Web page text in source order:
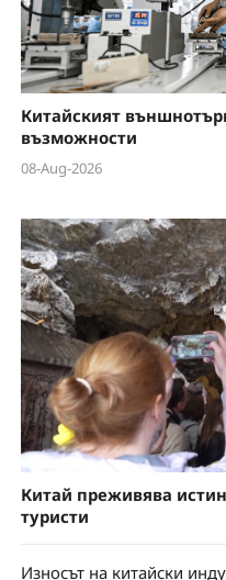
Китайският
възможности
08-Aug-2026
Китай преживява
туристи
Износът на китайски